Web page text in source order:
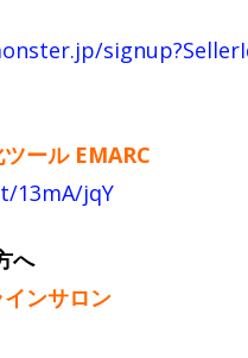
ール EMARC
13mA/jqY
へ
ンサロン